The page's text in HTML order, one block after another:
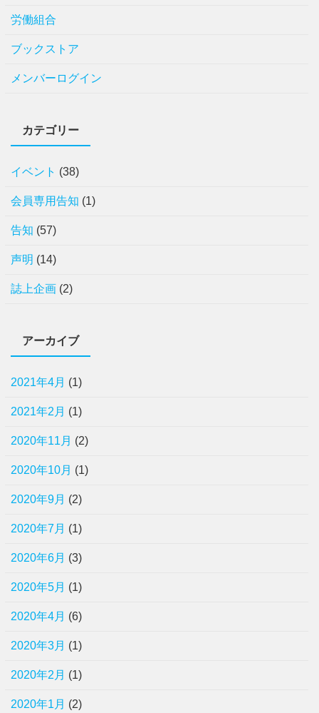
労働組合
ブックストア
メンバーログイン
カテゴリー
イベント (38)
会員専用告知 (1)
告知 (57)
声明 (14)
誌上企画 (2)
アーカイブ
2021年4月 (1)
2021年2月 (1)
2020年11月 (2)
2020年10月 (1)
2020年9月 (2)
2020年7月 (1)
2020年6月 (3)
2020年5月 (1)
2020年4月 (6)
2020年3月 (1)
2020年2月 (1)
2020年1月 (2)